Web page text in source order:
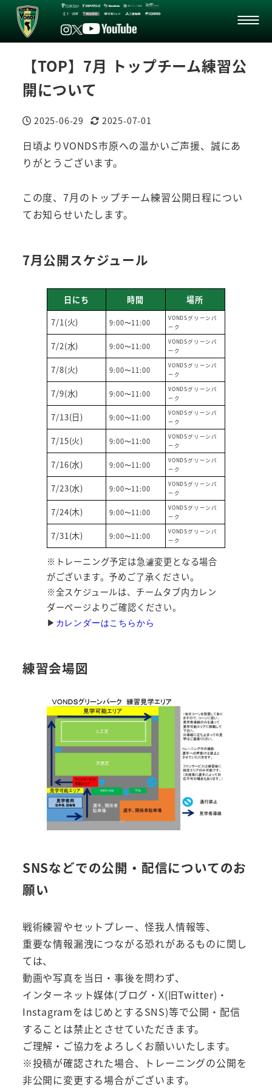
【TOP】7月 トップチーム練習公
開について
投稿日
2025-06-29
更新日
2025-07-01
日頃よりVONDS市原への温かいご声援、誠にあ
りがとうございます。
この度、7月のトップチーム練習公開日程につい
てお知らせいたします。
7月公開スケジュール
日にち 時間
場所
7/1(火)
9:00〜11:00
VONDSグリーンパ
ーク
7/2(水) 9:00〜11:00
VONDSグリーンパ
ーク
7/8(火) 9:00〜11:00
VONDSグリーンパ
ーク
7/9(水) 9:00〜11:00
VONDSグリーンパ
ーク
7/13(日) 9:00〜11:00
VONDSグリーンパ
ーク
7/15(火) 9:00〜11:00
VONDSグリーンパ
ーク
7/16(水) 9:00〜11:00
VONDSグリーンパ
ーク
7/23(水) 9:00〜11:00
VONDSグリーンパ
ーク
7/24(木) 9:00〜11:00
VONDSグリーンパ
ーク
7/31(木) 9:00〜11:00
VONDSグリーンパ
ーク
※トレーニング予定は急遽変更となる場合
がございます。予めご了承ください。
※全スケジュールは、チームタブ内カレン
ダーページよりご確認ください。
▶︎ カレンダーはこちらから
練習会場図
SNSなどでの公開・配信についてのお
願い
戦術練習やセットプレー、怪我人情報等、
重要な情報漏洩につながる恐れがあるものに関し
ては、
動画や写真を当日・事後を問わず、
インターネット媒体(ブログ・X(旧Twitter)・
InstagramをはじめとするSNS)等で公開・配信
することは禁止とさせていただきます。
ご理解・ご協力をよろしくお願いいたします。
※投稿が確認された場合、トレーニングの公開を
非公開に変更する場合がございます。